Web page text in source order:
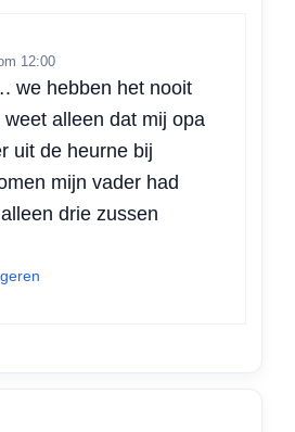
12:00
hebben het nooit
weet alleen dat mij opa
uit de heurne bij
mijn vader had
drie zussen